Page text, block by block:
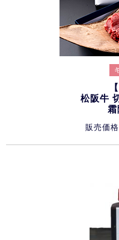
松阪牛
霜
販売価格